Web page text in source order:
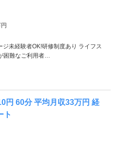
ジ未経験者OK!研修制度あり ライフス
困難なご利用者…
円 60分 平均月収33万円 経
ト